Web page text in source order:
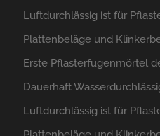
Luftdurchlässig ist für
Plattenbeläge und
Erste Pflasterfugenmörtel
Dauerhaft
Luftdurchlässig ist für